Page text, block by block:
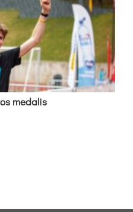
me­da­lis